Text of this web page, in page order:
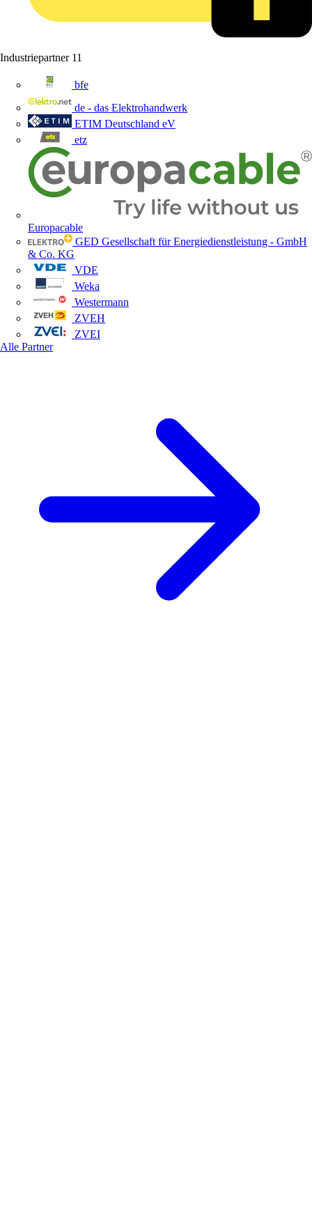
Industriepartner 11
bfe
de - das Elektrohandwerk
ETIM Deutschland eV
etz
Europacable
GED Gesellschaft für Energiedienstleistung - GmbH
& Co. KG
VDE
Weka
Westermann
ZVEH
ZVEI
Alle Partner